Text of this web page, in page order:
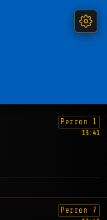
Perron 1
13:41
Perron 7